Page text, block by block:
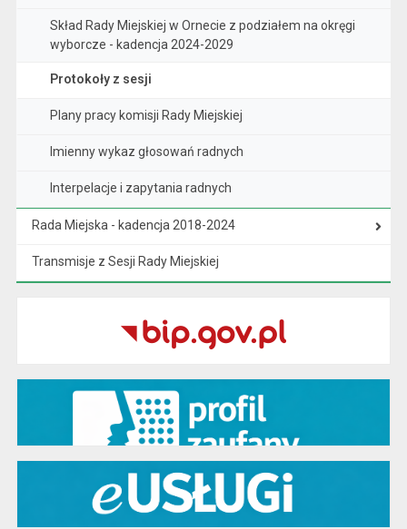
Skład Rady Miejskiej w Ornecie z podziałem na okręgi
wyborcze - kadencja 2024-2029
Protokoły z sesji
Plany pracy komisji Rady Miejskiej
Imienny wykaz głosowań radnych
Interpelacje i zapytania radnych
Rada Miejska - kadencja 2018-2024
Transmisje z Sesji Rady Miejskiej